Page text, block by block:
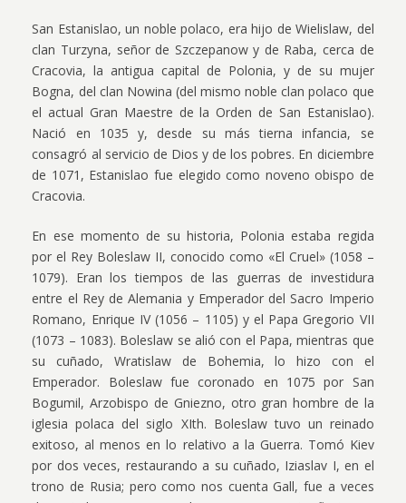
San Estanislao, un noble polaco, era hijo de Wielislaw, del
clan Turzyna, señor de Szczepanow y de Raba, cerca de
Cracovia, la antigua capital de Polonia, y de su mujer
Bogna, del clan Nowina (del mismo noble clan polaco que
el actual Gran Maestre de la Orden de San Estanislao).
Nació en 1035 y, desde su más tierna infancia, se
consagró al servicio de Dios y de los pobres. En diciembre
de 1071, Estanislao fue elegido como noveno obispo de
Cracovia.
En ese momento de su historia, Polonia estaba regida
por el Rey Boleslaw II, conocido como «El Cruel» (1058 –
1079). Eran los tiempos de las guerras de investidura
entre el Rey de Alemania y Emperador del Sacro Imperio
Romano, Enrique IV (1056 – 1105) y el Papa Gregorio VII
(1073 – 1083). Boleslaw se alió con el Papa, mientras que
su cuñado, Wratislaw de Bohemia, lo hizo con el
Emperador. Boleslaw fue coronado en 1075 por San
Bogumil, Arzobispo de Gniezno, otro gran hombre de la
iglesia polaca del siglo XIth. Boleslaw tuvo un reinado
exitoso, al menos en lo relativo a la Guerra. Tomó Kiev
por dos veces, restaurando a su cuñado, Iziaslav I, en el
trono de Rusia; pero como nos cuenta Gall, fue a veces